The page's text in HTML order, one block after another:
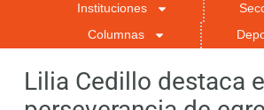
Instituciones
Columnas
Lilia Cedillo destaca